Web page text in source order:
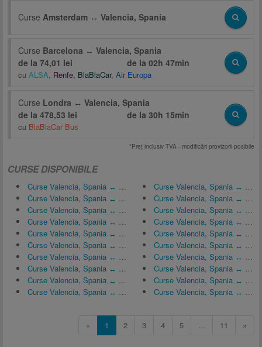
Curse Amsterdam ↔ Valencia, Spania
Curse Barcelona ↔ Valencia, Spania
de la 74,01 lei
de la 02h 47min
cu ALSA, Renfe, BlaBlaCar, Air Europa
Curse Londra ↔ Valencia, Spania
de la 478,53 lei
de la 30h 15min
cu BlaBlaCar Bus
*Preţ inclusiv TVA - modificări provizorii posibile
CURSE DISPONIBILE
Curse Valencia, Spania ↔ Castellón-Costa Azahar Airport (CDT)
Curse Valencia, Spania ↔ Castellón de la Plana
Curse Valencia, Spania ↔ Amsterdam
Curse Valencia, Spania ↔ Barcelona
Curse Valencia, Spania ↔ Londra
Curse Valencia, Spania ↔ Logroño
Curse Valencia, Spania ↔ Alicante
Curse Valencia, Spania ↔ Benidorm
Curse Valencia, Spania ↔ Frankfurt pe Main
Curse Valencia, Spania ↔ Ploiești
Curse Valencia, Spania ↔ Roma
Curse Valencia, Spania ↔ Pitești
Curse Valencia, Spania ↔ Tulcea
Curse Valencia, Spania ↔ Timișoara
Curse Valencia, Spania ↔ A Coruña
Curse Valencia, Spania ↔ Veneția
Curse Valencia, Spania ↔ Chișinău
Curse Valencia, Spania ↔ Vila Real, Portugalia
Curse Valencia, Spania ↔ Oradea
Curse Valencia, Spania ↔ Wolin, Polonia
« 1 2 3 4 5 ... 11 »